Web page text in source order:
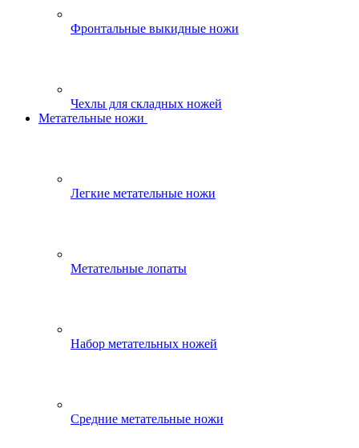
Фронтальные выкидные ножи
Чехлы для складных ножей
Метательные ножи
Легкие метательные ножи
Метательные лопаты
Набор метательных ножей
Средние метательные ножи